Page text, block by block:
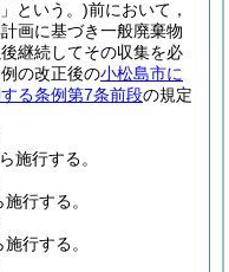
という。)前において，
画に基づき一般廃棄物
継続してその収集を必
の改正後の小松島市に
る条例第7条前段の規定
施行する。
行する。
行する。